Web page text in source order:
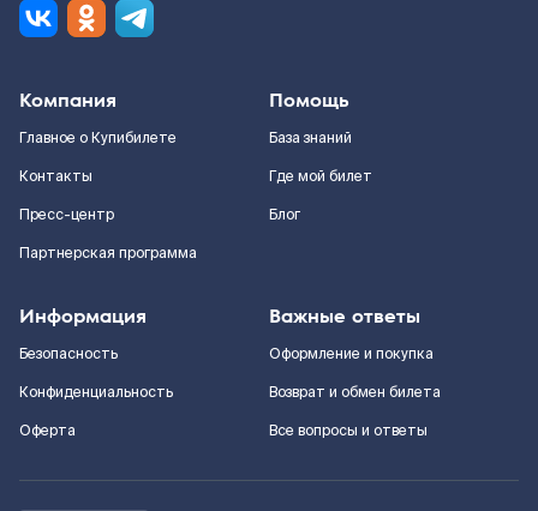
Компания
Главное о Купибилете
Контакты
Пресс-центр
Партнерская программа
Помощь
База знаний
Где мой билет
Блог
Информация
Безопасность
Конфиденциальность
Оферта
Важные ответы
Оформление и покупка
Возврат и обмен билета
Все вопросы и ответы